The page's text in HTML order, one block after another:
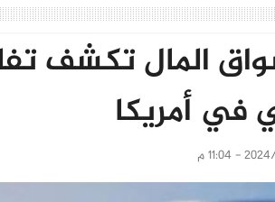
المال تكشف
في أمريكا